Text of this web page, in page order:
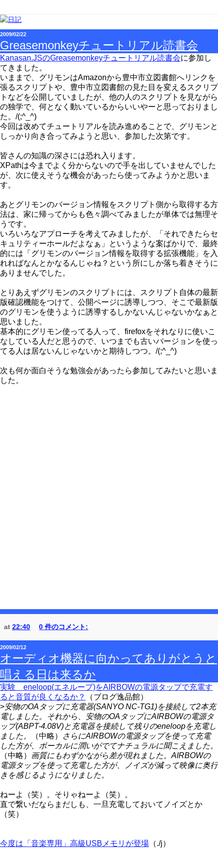
2009/02/22
Greasemonkeyチュートリアル読書会
Kanasan.JSのGreasemonkeyチュートリアル読書会に参加し
てきました。
いままで、グリモンはAmazonから豊中市立図書館へリンクを
張るスクリプトや、豊中市立図書館の見た目を変えるスクリプ
トなどを公開していましたが、他の人のスクリプトを見ながら
の独学で、何となく動いているからいいやーと思っておりまし
た。/(;^_^)
今回は改めてチュートリアルを読み進めることで、グリモンと
しっかり向き合ってみようと思い、参加した次第です。
皆さんの知識の深さには恐れ入ります。
XPathは今までよく分からないので手を出していませんでした
が、次に使えそうな機会があったら使ってみようかと思いま
す。
あとグリモンのバージョン情報をスクリプト側から取得する方
法は、家に帰ってからも色々調べてみましたが単体では無理そ
うです。
いろいろなアプローチを考えてみましたが、「それできたらセ
キュリティーホールだよなぁ」というような案ばかりで、最終
的には「グリモンのバージョン情報を取得する拡張機能」を入
れればなんとかなるんじゃね？という所にしか落ち着きそうに
ありませんでした。
とりあえずグリモンのスクリプトには、スクリプト自体の最新
版確認機能をつけて、公開ページに誘導しつつ、そこで最新版
のグリモンを使うように誘導するしかないんじゃないかなぁと
思いました。
基本的にグリモン使ってる人って、firefoxをそれなりに使いこ
なしている人だと思うので、いつまでも古いバージョンを使っ
てる人は居ないんじゃないかと期待しつつ。/(;^_^)
次も何か面白そうな勉強会があったら参加してみたいと思いま
した。
at 22:40 0 件のコメント:
2009/02/12
オーディオ機器に向かってありがとうと
唱える日は来るか
実験 eneloop(エネループ)をAIRBOWの電源タップで充電す
ると音質が良くなるか？
（ブログ逸品館）
>安物のOAタップに充電器(SANYO NC-TG1)を接続して2本充
電しました。それから、安物のOAタップにAIRBOWの電源タ
ップ(ABPT-4.08V)と充電器を接続して残りのeneloopを充電し
ました。
（中略）
さらにAIRBOWの電源タップを使って充電
した方が、ボーカルに潤いがでてナチュラルに聞こえました。
（中略）
画質にもわずかながら差が現れました。AIRBOWの
電源タップを使って充電した方が、ノイズが減って映像に奥行
きを感じるようになりました。
ねーよ（笑）。そりゃねーよ（笑）。
直で繋いだならまだしも、一旦充電しておいてノイズとか
（笑）
今度は「音楽専用」高級USBメモリが登場 （./j）